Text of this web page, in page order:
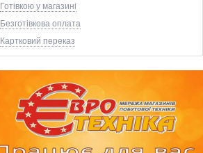
Готівкою у магазині
Безготівкова оплата
Картковий переказ